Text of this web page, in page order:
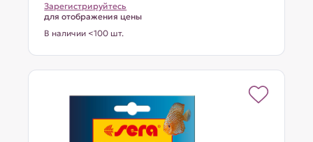
Зарегистрируйтесь
для отображения цены
В наличии <100 шт.